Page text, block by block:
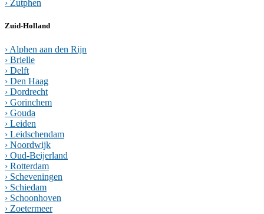
› Zutphen
Zuid-Holland
› Alphen aan den Rijn
› Brielle
› Delft
› Den Haag
› Dordrecht
› Gorinchem
› Gouda
› Leiden
› Leidschendam
› Noordwijk
› Oud-Beijerland
› Rotterdam
› Scheveningen
› Schiedam
› Schoonhoven
› Zoetermeer